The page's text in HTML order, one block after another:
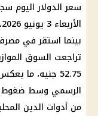
بينما استقر في
52.75 جنيه، ما
الرسمي وسط ضغوط
من أدوات الدين